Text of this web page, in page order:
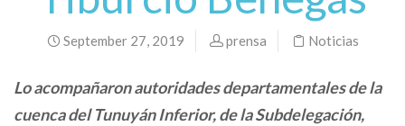
September 27, 2019 prensa Noticias
Lo acompañaron autoridades departamentales de la
cuenca del Tunuyán Inferior, de la Subdelegación,